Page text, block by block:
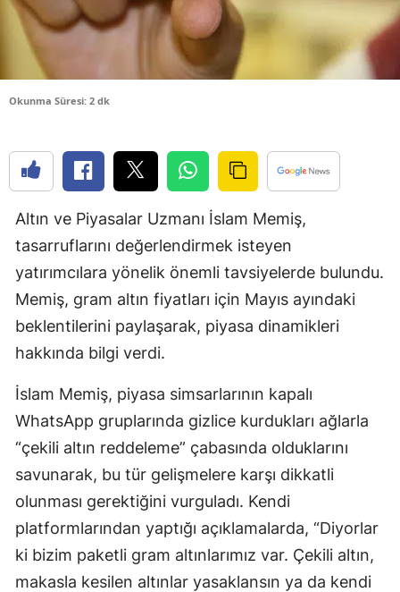
Bursa
Çanakkale
Çankırı
Denizli
Diyarbakır
Elazığ
Erzincan
Gaziantep
Giresun
Gümüşhane
Hakkari
Hatay
Okunma Süresi: 2 dk
Altın ve Piyasalar Uzmanı İslam Memiş,
tasarruflarını değerlendirmek isteyen
yatırımcılara yönelik önemli tavsiyelerde bulundu.
Memiş, gram altın fiyatları için Mayıs ayındaki
beklentilerini paylaşarak, piyasa dinamikleri
hakkında bilgi verdi.
İslam Memiş, piyasa simsarlarının kapalı
WhatsApp gruplarında gizlice kurdukları ağlarla
“çekili altın reddeleme” çabasında olduklarını
savunarak, bu tür gelişmelere karşı dikkatli
olunması gerektiğini vurguladı. Kendi
platformlarından yaptığı açıklamalarda, “Diyorlar
ki bizim paketli gram altınlarımız var. Çekili altın,
makasla kesilen altınlar yasaklansın ya da kendi